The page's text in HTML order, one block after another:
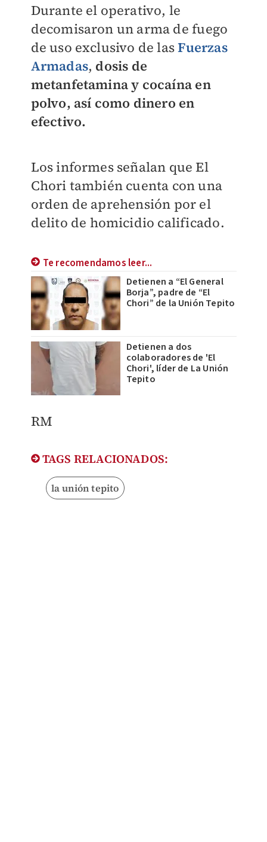
Durante el operativo, le
decomisaron un arma de fuego
de uso exclusivo de lasFuerzas
Armadas, dosis de
metanfetamina y cocaína en
polvo, así como dinero en
efectivo.
Los informes señalan que El
Chori también cuenta con una
orden de aprehensión por el
delito de homicidio calificado.
Te recomendamos leer...
Detienen a “El General
Borja”, padre de “El
Chori” de la Unión Tepito
Detienen a dos
colaboradores de 'El
Chori', líder de La Unión
Tepito
RM
TAGS RELACIONADOS:
la unión tepito